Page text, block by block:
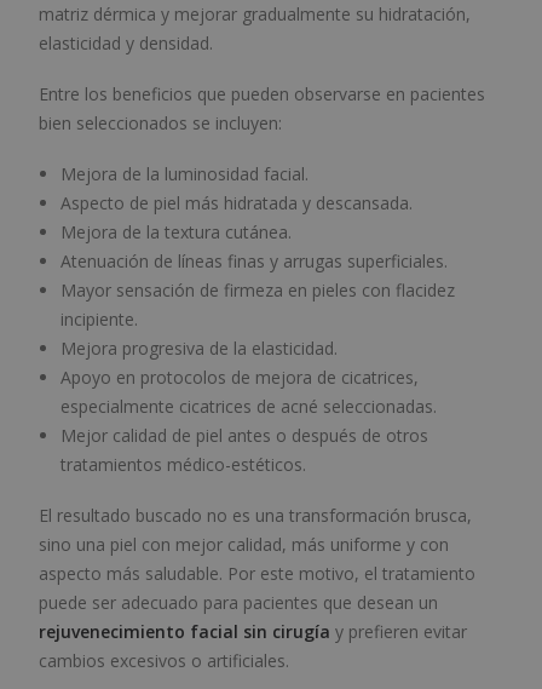
matriz dérmica y mejorar gradualmente su hidratación,
elasticidad y densidad.
Entre los beneficios que pueden observarse en pacientes
bien seleccionados se incluyen:
Mejora de la luminosidad facial.
Aspecto de piel más hidratada y descansada.
Mejora de la textura cutánea.
Atenuación de líneas finas y arrugas superficiales.
Mayor sensación de firmeza en pieles con flacidez
incipiente.
Mejora progresiva de la elasticidad.
Apoyo en protocolos de mejora de cicatrices,
especialmente cicatrices de acné seleccionadas.
Mejor calidad de piel antes o después de otros
tratamientos médico-estéticos.
El resultado buscado no es una transformación brusca,
sino una piel con mejor calidad, más uniforme y con
aspecto más saludable. Por este motivo, el tratamiento
puede ser adecuado para pacientes que desean un
rejuvenecimiento facial sin cirugía y prefieren evitar
cambios excesivos o artificiales.